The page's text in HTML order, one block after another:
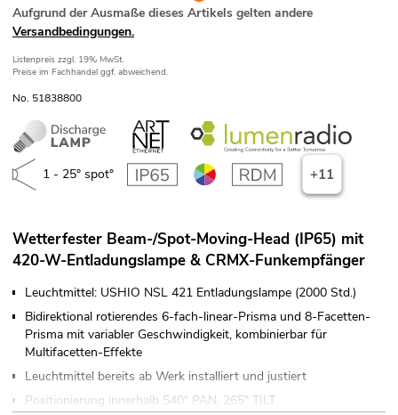
Aufgrund der Ausmaße dieses Artikels gelten andere
Versandbedingungen.
Listenpreis zzgl. 19% MwSt.
Preise im Fachhandel ggf. abweichend.
No. 51838800
1 - 25° spot° +11
Wetterfester Beam-/Spot-Moving-Head (IP65) mit
420-W-Entladungslampe & CRMX-Funkempfänger
Leuchtmittel: USHIO NSL 421 Entladungslampe (2000 Std.)
Bidirektional rotierendes 6-fach-linear-Prisma und 8-Facetten-
Prisma mit variabler Geschwindigkeit, kombinierbar für
Multifacetten-Effekte
Leuchtmittel bereits ab Werk installiert und justiert
Positionierung innerhalb 540° PAN, 265° TILT